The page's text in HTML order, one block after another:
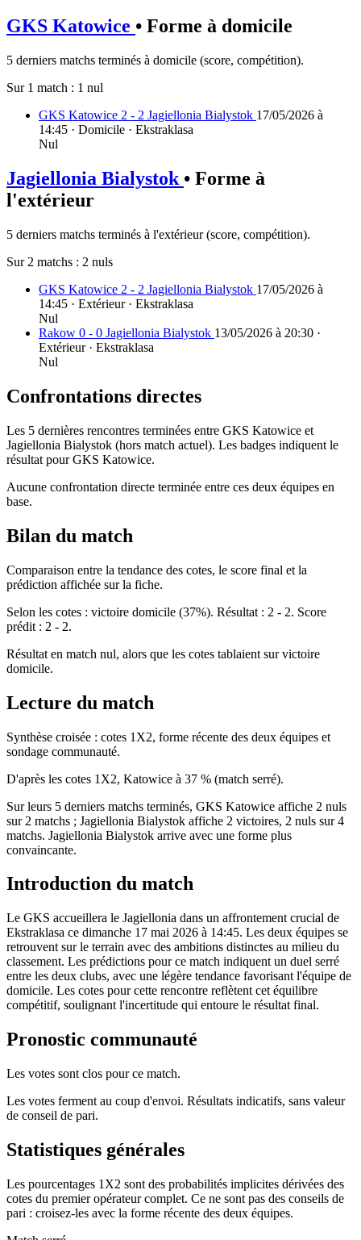
GKS Katowice • Forme à domicile
5 derniers matchs terminés à domicile (score, compétition).
Sur 1 match : 1 nul
GKS Katowice 2 - 2 Jagiellonia Bialystok 17/05/2026 à
14:45 · Domicile · Ekstraklasa
Nul
Jagiellonia Bialystok • Forme à
l'extérieur
5 derniers matchs terminés à l'extérieur (score, compétition).
Sur 2 matchs : 2 nuls
GKS Katowice 2 - 2 Jagiellonia Bialystok 17/05/2026 à
14:45 · Extérieur · Ekstraklasa
Nul
Rakow 0 - 0 Jagiellonia Bialystok 13/05/2026 à 20:30 ·
Extérieur · Ekstraklasa
Nul
Confrontations directes
Les 5 dernières rencontres terminées entre GKS Katowice et
Jagiellonia Bialystok (hors match actuel). Les badges indiquent le
résultat pour GKS Katowice.
Aucune confrontation directe terminée entre ces deux équipes en
base.
Bilan du match
Comparaison entre la tendance des cotes, le score final et la
prédiction affichée sur la fiche.
Selon les cotes : victoire domicile (37%). Résultat : 2 - 2. Score
prédit : 2 - 2.
Résultat en match nul, alors que les cotes tablaient sur victoire
domicile.
Lecture du match
Synthèse croisée : cotes 1X2, forme récente des deux équipes et
sondage communauté.
D'après les cotes 1X2, Katowice à 37 % (match serré).
Sur leurs 5 derniers matchs terminés, GKS Katowice affiche 2 nuls
sur 2 matchs ; Jagiellonia Bialystok affiche 2 victoires, 2 nuls sur 4
matchs. Jagiellonia Bialystok arrive avec une forme plus
convaincante.
Introduction du match
Le GKS accueillera le Jagiellonia dans un affrontement crucial de
Ekstraklasa ce dimanche 17 mai 2026 à 14:45. Les deux équipes se
retrouvent sur le terrain avec des ambitions distinctes au milieu du
classement. Les prédictions pour ce match indiquent un duel serré
entre les deux clubs, avec une légère tendance favorisant l'équipe de
domicile. Les cotes pour cette rencontre reflètent cet équilibre
compétitif, soulignant l'incertitude qui entoure le résultat final.
Pronostic communauté
Les votes sont clos pour ce match.
Les votes ferment au coup d'envoi. Résultats indicatifs, sans valeur
de conseil de pari.
Statistiques générales
Les pourcentages 1X2 sont des probabilités implicites dérivées des
cotes du premier opérateur complet. Ce ne sont pas des conseils de
pari : croisez-les avec la forme récente des deux équipes.